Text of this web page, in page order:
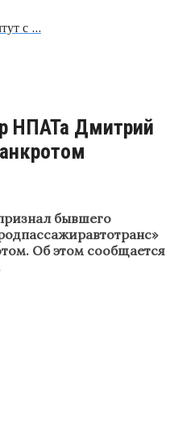
с …
НПАТа Дмитрий
бывшего
Об этом сообщается